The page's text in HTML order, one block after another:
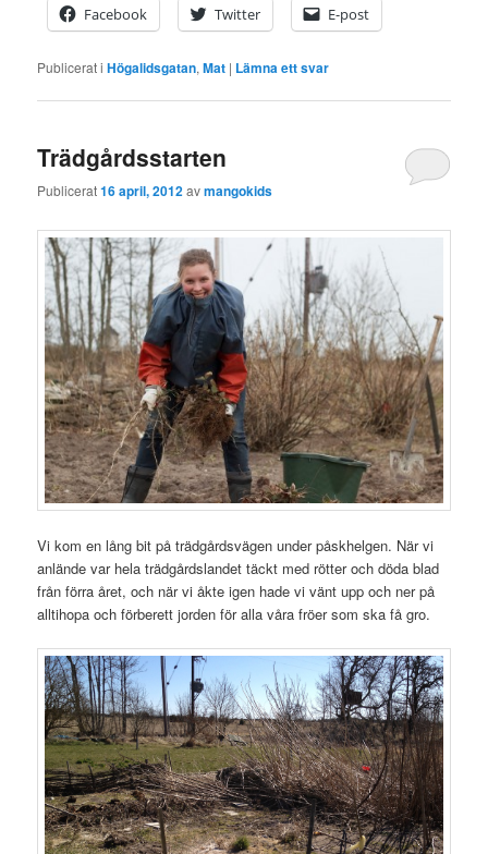
Facebook Twitter E-post
Publicerat i Högalidsgatan,Mat | Lämna ett svar
Trädgårdsstarten
Publicerat16 april, 2012avmangokids
Vi kom en lång bit på trädgårdsvägen under påskhelgen. När vi
anlände var hela trädgårdslandet täckt med rötter och döda blad
från förra året, och när vi åkte igen hade vi vänt upp och ner på
alltihopa och förberett jorden för alla våra fröer som ska få gro.